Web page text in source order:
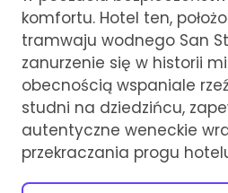
komfortu. Hotel ten,
tramwaju wodnego San
zanurzenie się w historii
obecnością wspaniale
studni na dziedzińcu,
autentyczne weneckie
przekraczania progu